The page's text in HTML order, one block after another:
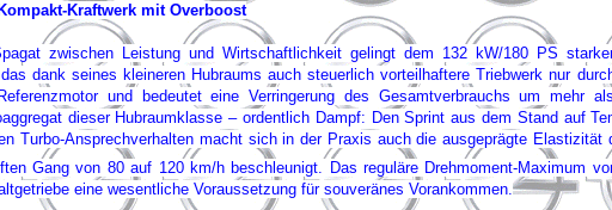
Kraftwerk mit Overboost
zwischen Leistung und Wirtschaftlichkeit gelingt dem 132 kW/180 PS
dank seines kleineren Hubraums auch steuerlich vorteilhaftere Triebwerk nur
und bedeutet eine Verringerung des Gesamtverbrauchs um
dieser Hubraumklasse – ordentlich Dampf: Den Sprint aus dem Stand auf
Turbo-Ansprechverhalten macht sich in der Praxis auch die ausgeprägte
Gang von 80 auf 120 km/h beschleunigt. Das reguläre Drehmoment-Maximum
eine wesentliche Voraussetzung für souveränes Vorankommen.